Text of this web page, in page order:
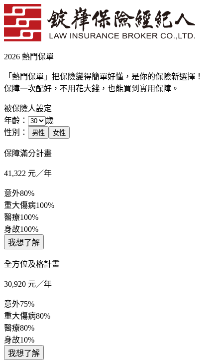
2026 熱門保單
「熱門保單」把保險變得簡單好懂，是你的保險新選擇！
保障一次配好，不用花大錢，也能買到實用保障。
被保險人設定
年齡：
歲
性別：
男性 女性
保障滿分計畫
41,322 元／年
意外80%
重大傷病100%
醫療100%
身故100%
我想了解
全方位及格計畫
30,920 元／年
意外75%
重大傷病80%
醫療80%
身故10%
我想了解